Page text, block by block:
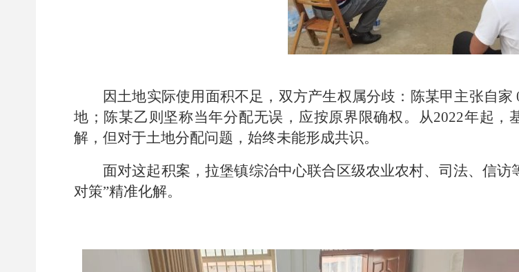
因土地实际使用面积不足，双方产生权属分歧：陈某甲主张自
地；陈某乙则坚称当年分配无误，应按原界限确权。从2022年起
解，但对于土地分配问题，始终未能形成共识。
面对这起积案，拉堡镇综治中心联合区级农业农村、司法、信
对策”精准化解。